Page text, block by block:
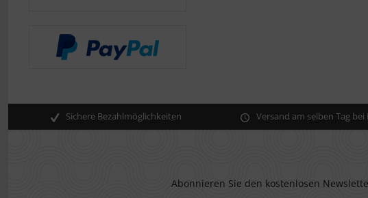
Sichere Bezahlmöglichkeiten Versand am selben Tag
Abonnieren Sie den kostenlosen